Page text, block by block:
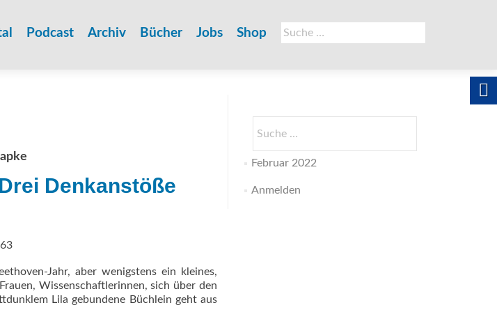
Suche
nach:
Podcast Archiv Bücher Jobs Shop
Denkanstöße
Jahr, aber wenigstens ein kleines,
Wissenschaft­lerinnen, sich über den
Lila gebundene Büch­lein geht aus
nach:
Februar 2022
Anmelden